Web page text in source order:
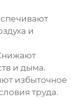
и
и дыма.
избыточное
труда.